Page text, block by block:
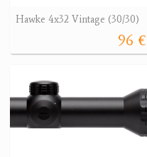
Hawke 4x32 Vintage (30/30)
96 €